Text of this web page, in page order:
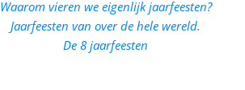
Waarom vieren we eigenlijk jaarfeesten?
Jaarfeesten van over de hele wereld.
De 8 jaarfeesten